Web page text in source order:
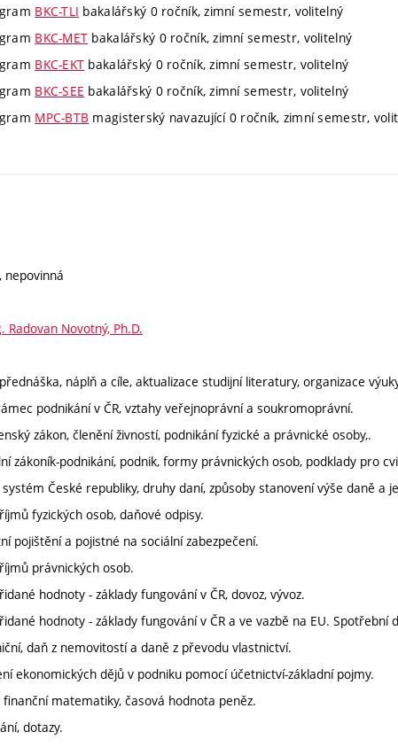
BKC-TLI bakalářský 0 ročník, zimní semestr, volitelný
BKC-MET bakalářský 0 ročník, zimní semestr, volitelný
BKC-EKT bakalářský 0 ročník, zimní semestr, volitelný
BKC-SEE bakalářský 0 ročník, zimní semestr, volitelný
MPC-BTB magisterský navazující 0 ročník, zimní semestr,
nepovinná
Radovan Novotný, Ph.D.
náplň a cíle, aktualizace studijní literatury, organizace
podnikání v ČR, vztahy veřejnoprávní a soukromoprávní.
zákon, členění živností, podnikání fyzické a právnické osoby,.
zákoník-podnikání, podnik, formy právnických osob, podklady pro
systém České republiky, druhy daní, způsoby stanovení výše daně a
fyzických osob, daňové odpisy.
pojištění a pojistné na sociální zabezpečení.
právnických osob.
hodnoty - základy fungování v ČR, dovoz, vývoz.
hodnoty - základy fungování v ČR a ve vazbě na EU. Spotřební
daň z nemovitostí a daně z převodu vlastnictví.
ekonomických dějů v podniku pomocí účetnictví-základní pojmy.
finanční matematiky, časová hodnota peněz.
dotazy.